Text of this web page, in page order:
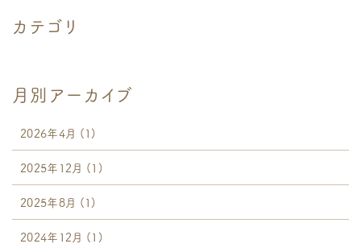
カテゴリ
月別アーカイブ
2026年4月 (1)
2025年12月 (1)
2025年8月 (1)
2024年12月 (1)